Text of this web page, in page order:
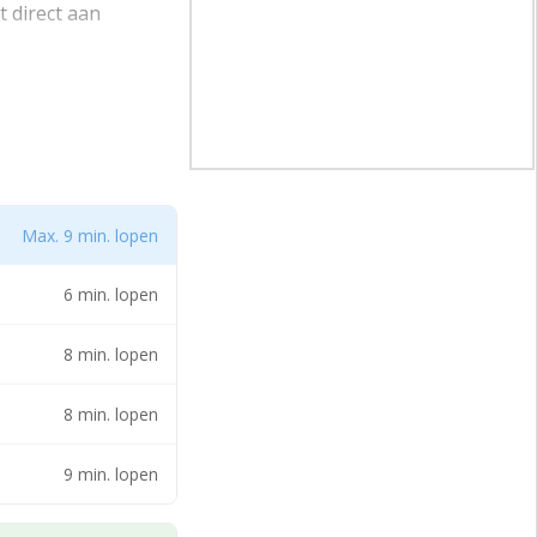
direct aan
bereikbaar door
openbaar
metalen
en de
voorzien.
Max. 9 min. lopen
6 min. lopen
8 min. lopen
8 min. lopen
9 min. lopen